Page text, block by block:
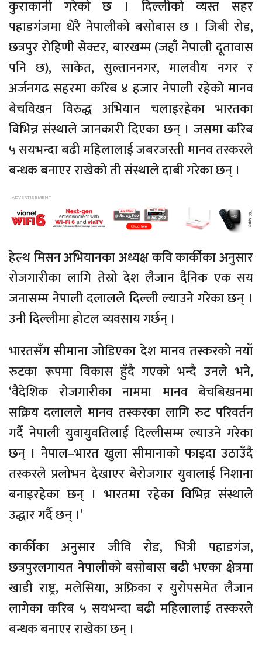
कुराकानी गरेको छ । दिल्लीको व्यस्त सहर
पहाडगंजमा धेरै नेपालीको बसोबास छ । जिबी रोड,
छत्रपुर रोहिणी सेक्टर, बारखम्म (जहाँ नेपाली दूतावास
पनि छ), साकेत, सुल्ताननगर, मालवीय नगर र
अर्जनगढ सहरमा करिब ४ हजार नेपाली रहेको मानव
बेचविखन विरुद्ध अभियान चलाइरहेका भारतका
विभिन्न संस्थाले जानकारी दिएका छन् । जसमा करिब
५ सयभन्दा बढी महिलालाई जबरजस्ती मानव तस्करले
बन्धक बनाएर राखेको ती संस्थाले दाबी गरेका छन् ।
हेल्थ मिसन अभियानका अध्यक्ष कवि कार्कीका अनुसार
रोजगारीका लागि तेस्रो देश लैजान दैनिक एक सय
जनासम्म नेपाली दलालले दिल्ली ल्याउने गरेका छन् ।
उनी दिल्लीमा होटल व्यवसाय गर्छन् ।
भारतसँग सीमाना जोडिएका देश मानव तस्करको नयाँ
रुटका रूपमा विकास हुँदै गएको भन्दै उनले भने,
‘वैदेशिक रोजगारीका नाममा मानव बेचबिखनमा
सक्रिय दलालले मानव तस्करका लागि रुट परिवर्तन
गर्दै नेपाली युवायुवतिलाई दिल्लीसम्म ल्याउने गरेका
छन् । नेपाल–भारत खुला सीमानाको फाइदा उठाउँदै
तस्करले प्रलोभन देखाएर बेरोजगार युवालाई निशाना
बनाइरहेका छन् । भारतमा रहेका विभिन्न संस्थाले
उद्धार गर्दै छन् ।’
कार्कीका अनुसार जीवि रोड, भित्री पहाडगंज,
छत्रपुरलगायत नेपालीको बसोबास बढी भएका क्षेत्रमा
खाडी राष्ट्र, मलेसिया, अफ्रिका र युरोपसमेत लैजान
लागेका करिब ५ सयभन्दा बढी महिलालाई तस्करले
बन्धक बनाएर राखेका छन् ।